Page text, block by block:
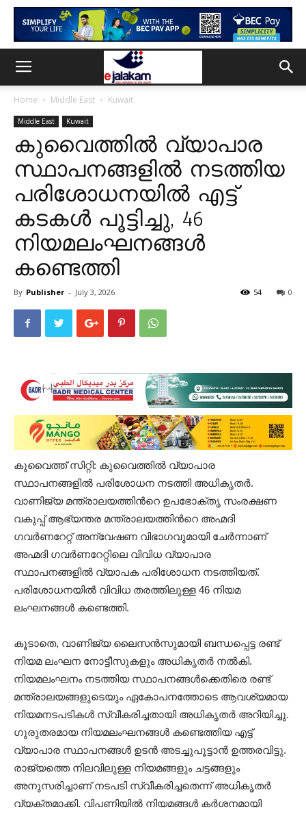
Home Middle East Kuwait
Middle East Kuwait
കുവൈത്തിൽ വ്യാപാര
സ്ഥാപനങ്ങളിൽ നടത്തിയ
പരിശോധനയിൽ എട്ട്
കടകൾ പൂട്ടിച്ചു, 46
നിയമലംഘനങ്ങൾ
കണ്ടെത്തി
By Publisher - July 3, 2026 0
54
കുവൈത്ത് സിറ്റി: കുവൈത്തിൽ വ്യാപാര
സ്ഥാപനങ്ങളില്‍ പരിശോധന നടത്തി അധികൃതർ.
വാണിജ്യ മന്ത്രാലയത്തിന്‍റെ ഉപഭോക്തൃ സംരക്ഷണ
വകുപ്പ് ആഭ്യന്തര മന്ത്രാലയത്തിന്‍റെ അഹ്മദി
ഗവർണറേറ്റ് അന്വേഷണ വിഭാഗവുമായി ചേർന്നാണ്
അഹ്മദി ഗവർണറേറ്റിലെ വിവിധ വ്യാപാര
സ്ഥാപനങ്ങളിൽ വ്യാപക പരിശോധന നടത്തിയത്.
പരിശോധനയിൽ വിവിധ തരത്തിലുള്ള 46 നിയമ
ലംഘനങ്ങൾ കണ്ടെത്തി.
കൂടാതെ, വാണിജ്യ ലൈസൻസുമായി ബന്ധപ്പെട്ട രണ്ട്
നിയമ ലംഘന നോട്ടീസുകളും അധികൃതർ നൽകി.
നിയമലംഘനം നടത്തിയ സ്ഥാപനങ്ങൾക്കെതിരെ രണ്ട്
മന്ത്രാലയങ്ങളുടെയും ഏകോപനത്തോടെ ആവശ്യമായ
നിയമനടപടികൾ സ്വീകരിച്ചതായി അധികൃതർ അറിയിച്ചു.
ഗുരുതരമായ നിയമലംഘനങ്ങൾ കണ്ടെത്തിയ എട്ട്
വ്യാപാര സ്ഥാപനങ്ങൾ ഉടൻ അടച്ചുപൂട്ടാൻ ഉത്തരവിട്ടു.
രാജ്യത്തെ നിലവിലുള്ള നിയമങ്ങളും ചട്ടങ്ങളും
അനുസരിച്ചാണ് നടപടി സ്വീകരിച്ചതെന്ന് അധികൃതർ
വ്യക്തമാക്കി. വിപണിയിൽ നിയമങ്ങൾ കർശനമായി